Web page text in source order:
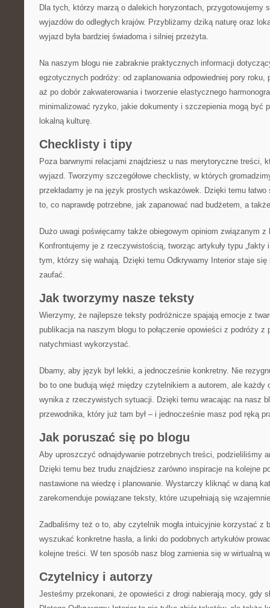
Dla tych, którzy marzą o dalekich horyzontach, przygotowujemy
wyjazdów do odległych krajów. Przybliżamy dziką naturę oraz
wyjazd była bardziej świadoma i silniej przeżyta.
Na naszym blogu nie zabraknie praktycznych informacji
egzotycznych podróży: od zaplanowania odpowiedniej pory roku,
aż po dobór zakwaterowania i tworzenie elastycznego
minimalizować ryzyko, jakie dokumenty i szczepienia mogą być
lokalną kulturę.
Checklisty i tipy
Poza barwnymi relacjami znajdziesz u nas merytoryczne treści,
wyjazd. Tworzymy szczegółowe checklisty, w których
przekładamy je na język prostych wskazówek. Dzięki temu
to, co naprawdę potrzebne, jak zapanować nad budżetem, a
Dużo uwagi poświęcamy także obiegowym opiniom związanym
Konfrontujemy je z rzeczywistością, tworząc artykuły typu „fakty
tym, którzy się wahają. Dzięki temu Odkrywamy Interior staje się
zaufać.
Jak tworzymy nasze teksty
Wierzymy, że najlepsze teksty podróżnicze spajają emocje z
publikacja na naszym blogu to połączenie opowieści z podróży z
natychmiast wykorzystać.
Dbamy, aby język był lekki, a jednocześnie konkretny. Nie
bo to one budują więź między czytelnikiem a autorem, ale każdy
wynika z rzeczywistych sytuacji. Dzięki temu wracając na nasz
przewodnika, który już tam był – i jednocześnie masz pod ręką
Jak poruszać się po blogu
Aby uproszczyć odnajdywanie potrzebnych treści, podzieliliśmy
Dzięki temu bez trudu znajdziesz zarówno inspiracje na kolejne
nastawione na wiedzę i planowanie. Wystarczy kliknąć w daną
zarekomenduje powiązane teksty, które uzupełniają się
Zadbaliśmy też o to, aby czytelnik mogła intuicyjnie korzystać z
wyszukać konkretne hasła, a linki do podobnych artykułów
kolejne treści. W ten sposób nasz blog zamienia się w wirtualną
Czytelnicy i autorzy
Jesteśmy przekonani, że opowieści z drogi nabierają mocy, gdy